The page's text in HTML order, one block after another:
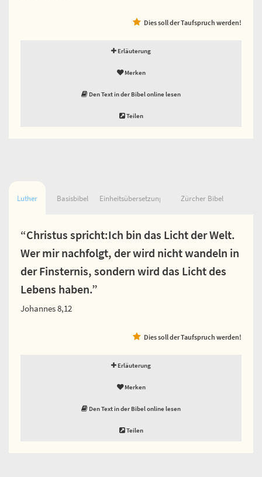
Dies soll der Taufspruch werden!
Erläuterung
Merken
Den Text in der Bibel online lesen
Teilen
Luther Basisbibel Einheitsübersetzung Zürcher Bibel
“Christus spricht:Ich bin das Licht der Welt.
Wer mir nachfolgt, der wird nicht wandeln in
der Finsternis, sondern wird das Licht des
Lebens haben.”
Johannes 8,12
Dies soll der Taufspruch werden!
Erläuterung
Merken
Den Text in der Bibel online lesen
Teilen